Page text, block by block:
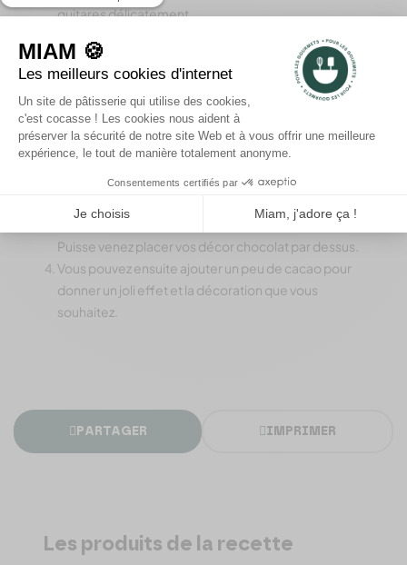
guitares délicatement.
Cassez ensuite des bandes pour faire un joli effet, et
déposez les sur votre bûche lorsqu’elle sera prête.
Le montage de la bûche :
Retirez votre bûche du frigo, enlevez le torchon
humide délicatement.
Puis coupez légèrement les bords de votre bûche de
Tapissez votre bûche de votre ganache chocolat.
Puisse venez placer vos décor chocolat par dessus.
Vous pouvez ensuite ajouter un peu de cacao pour
donner un joli effet et la décoration que vous
souhaitez.
PARTAGER IMPRIMER
Les produits de la recette